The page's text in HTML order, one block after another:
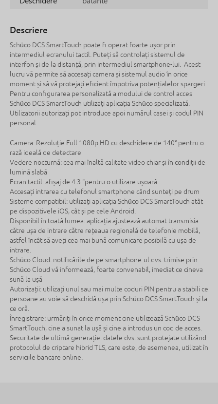
Descriere
Schüco DCS SmartTouch poate fi operat foarte ușor prin
intermediul ecranului tactil. Puteți să controlați sistemul de
interfon și de la distanță, prin intermediul smartphone-lui. Acest
lucru vă permite să accesați camera și sistemul audio în orice
moment și să vă protejați eficient împotriva potențialelor spargeri.
Pentru configurarea personalizată a modului de control acces
Schüco DCS SmartTouch utilizați aplicația Schüco specializată.
Utilizatorii autorizați pot introduce apoi numărul casei și codul PIN
personal.
Camera: Rezoluție Full 1080p HD cu deschidere de 140° pentru o
rază ideală de detectare
Vedere nocturnă: cea mai înaltă calitate video chiar și în condiții de
lumină slabă
Ecran tactil: afișaj de 4.3 "pentru o utilizare ușoară
Accesați intrarea cu telefonul smartphone când sunteți pe drum
Sisteme compatibil: utilizați aplicația Schüco DCS SmartTouch atât
pe dispozitivele iOS, cât și pe cele Android.
Disponibil în toată lumea: aplicația ajustează automat transmisia
către ușa de intrare către rețeaua regională de telefonie mobilă,
astfel încât să aveți cea mai bună comunicare posibilă cu ușa de
intrare.
Schüco Cloud: notificările de pe smartphone-ul dvs. trimise prin
Schüco Cloud vă informează, foarte convenabil, imediat ce cineva
sună la ușă
Autorizații: utilizați unul sau mai multe coduri PIN pentru a stabili ce
persoane au voie să deschidă ușa prin Schüco DCS SmartTouch și la
ce oră.
Înregistrare: urmăriți în orice moment cine utilizează Schüco DCS
SmartTouch, cine a sunat la ușă și cine a introdus un cod de acces.
Securitate de ultimă generație: datele dvs. sunt protejate utilizând
protocolul de criptare hibrid TLS, care este, de asemenea, utilizat în
serviciile bancare online.